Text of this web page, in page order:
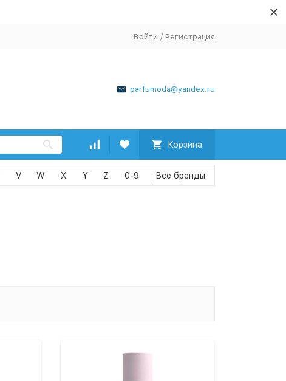
Войти / Регистрация
parfumoda@yandex.ru
Корзина
V W X Y Z 0-9